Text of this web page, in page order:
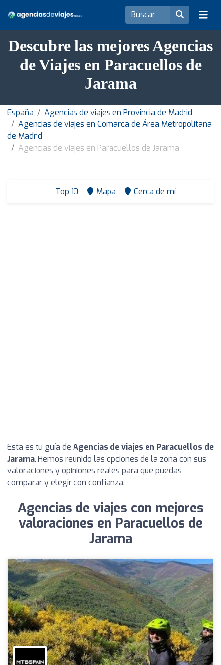
Descubre las mejores Agencias
de Viajes en Paracuellos de
Jarama
España
Agencias de viajes en Provincia de Madrid
Agencias de viajes en Comarca de Área Metropolitana
de Madrid
Agencias de viajes en Paracuellos de Jarama
Top 10 Mapa Cerca de mí
Esta es tu guía de Agencias de viajes en Paracuellos de
Jarama. Hemos reunido las opciones de la zona con sus
valoraciones y opiniones reales para que puedas
comparar y elegir con confianza.
Agencias de viajes con mejores
valoraciones en Paracuellos de
Jarama